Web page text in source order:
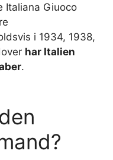
Italiana Giuoco
i 1934, 1938,
har Italien
.